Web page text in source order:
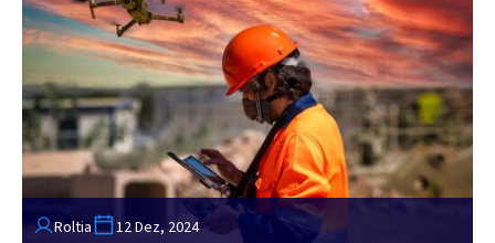
Roltia 12 Dez, 2024